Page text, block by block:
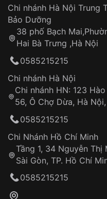
Chi nhánh Hà Nội Trung
Bảo Dưỡng
38 phố Bạch
Hai Bà Trưng ,Hà Nội
0585215215
Chi nhánh Hà Nội
Chi nhánh HN: 123
56, Ô Chợ Dừa, Hà
0585215215
Chi Nhánh Hồ Chí Minh
Tầng 1, 34 Nguyễn Thị
Sài Gòn, TP. Hồ Chí
0585215215